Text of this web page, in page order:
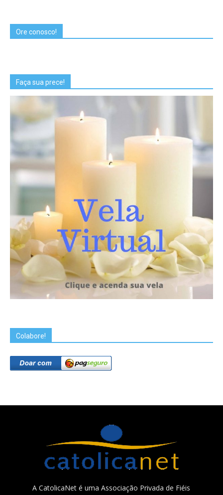
Ore conosco!
Faça sua prece!
Colabore!
A CatolicaNet é uma Associação Privada de Fiéis